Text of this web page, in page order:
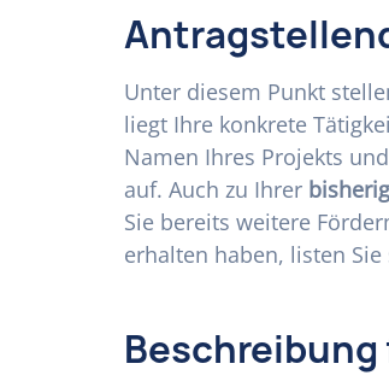
Unter diesem Punkt
liegt Ihre konkrete
Namen Ihres Projekts
auf. Auch zu Ihrer
Sie bereits weitere
erhalten haben, listen Sie